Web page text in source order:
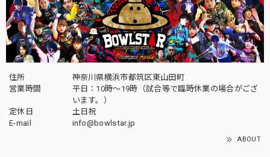
住所
神奈川県横浜市都筑区東山田町
営業時間
平日：10時～19時（試合等で臨時休業の場合がござ
います。）
定休日
土日祝
E-mail
info@bowlstar.jp
ABOUT